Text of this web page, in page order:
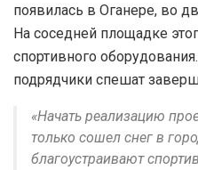
появилась в Оганере, во
На соседней площадке
спортивного
подрядчики спешат
«Начать реализацию
только сошел снег в
благоустраивают